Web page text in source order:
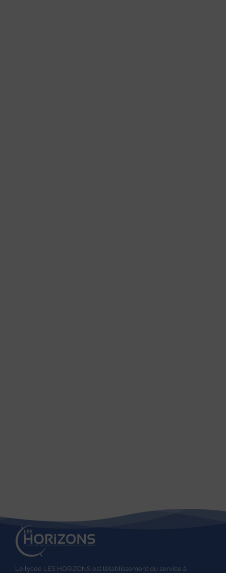
Le lycée LES HORIZONS est l’établissement du service à